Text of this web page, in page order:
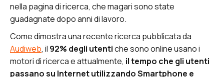
nella pagina di ricerca, che magari sono state
guadagnate dopo anni di lavoro.
Come dimostra una recente ricerca pubblicata da
Audiweb, il 92% degli utentiche sono online usano i
motori di ricerca e attualmente, il tempo che gli utenti
passano su Internet utilizzando Smartphone e